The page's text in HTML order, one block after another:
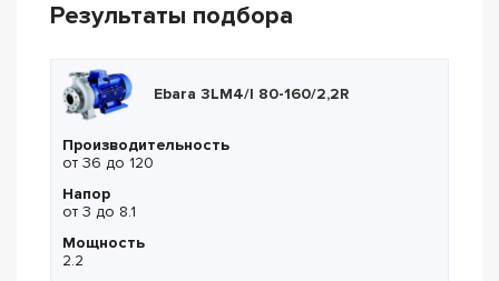
Результаты подбора
Ebara 3LM4/I 80-160/2,2R
Производительность
от 36 до 120
Напор
от 3 до 8.1
Мощность
2.2